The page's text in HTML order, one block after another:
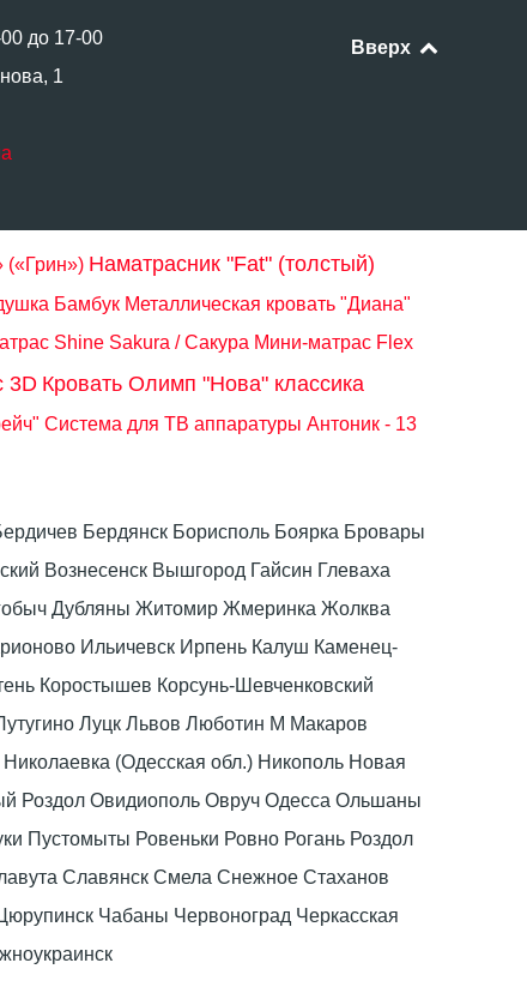
до 17-00
1
Вверх
(«Грин») Наматрасник "Fat" (толстый)
Бамбук Металлическая кровать "Диана"
Shine Sakura / Сакура Мини-матрас Flex
3D Кровать Олимп "Нова" классика
Система для ТВ аппаратуры Антоник - 13
Бердянск Борисполь Боярка Бровары
Вознесенск Вышгород Гайсин Глеваха
Дубляны Житомир Жмеринка Жолква
Ильичевск Ирпень Калуш Каменец-
Коростышев Корсунь-Шевченковский
Луцк Львов Люботин М Макаров
(Одесская обл.) Никополь Новая
Роздол Овидиополь Овруч Одесса Ольшаны
Пустомыты Ровеньки Ровно Рогань Роздол
Славянск Смела Снежное Стаханов
Чабаны Червоноград Черкасская